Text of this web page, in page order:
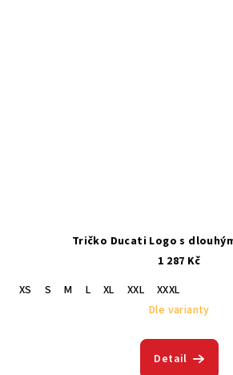
Tričko Ducati Logo s
1 287 Kč
XS
S M L XL XXL
XXXL
Dle varianty
Detail